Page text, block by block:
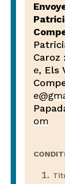
Caroz :
e, Els
om